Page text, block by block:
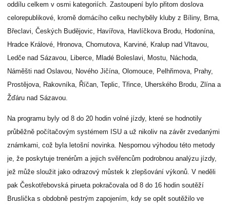
oddílu celkem v osmi kategoriích. Zastoupení bylo přitom doslova
celorepublikové, kromě domácího celku nechyběly kluby z Bíliny, Brna,
Břeclavi, Českých Budějovic, Havířova, Havlíčkova Brodu, Hodonína,
Hradce Králové, Hronova, Chomutova, Karviné, Kralup nad Vltavou,
Ledče nad Sázavou, Liberce, Mladé Boleslavi, Mostu, Náchoda,
Náměšti nad Oslavou, Nového Jičína, Olomouce, Pelhřimova, Prahy,
Prostějova, Rakovníka, Říčan, Teplic, Třince, Uherského Brodu, Zlína a
Žďáru nad Sázavou.
Na programu byly od 8 do 20 hodin volné jízdy, které se hodnotily
průběžně počítačovým systémem ISU a už nikoliv na závěr zvedanými
známkami, což byla letošní novinka. Nespornou výhodou této metody
je, že poskytuje trenérům a jejich svěřencům podrobnou analýzu jízdy,
jež může sloužit jako odrazový můstek k zlepšování výkonů. V neděli
pak Českotřebovská pirueta pokračovala od 8 do 16 hodin soutěží
Bruslička s obdobně pestrým zapojením, kdy se opět soutěžilo ve